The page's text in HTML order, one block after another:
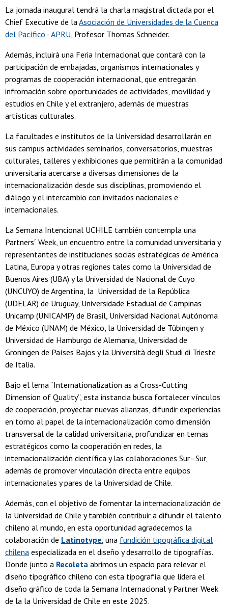
La jornada inaugural tendrá la charla magistral dictada por el
Chief Executive de laAsociación de Universidades de la Cuenca
del Pacífico - APRU, Profesor Thomas Schneider.
Además, incluirá una Feria Internacional que contará con la
participación de embajadas, organismos internacionales y
programas de cooperación internacional, que entregarán
infromación sobre oportunidades de actividades, movilidad y
estudios en Chile y el extranjero, además de muestras
artísticas culturales.
La facultades e institutos de la Universidad desarrollarán en
sus campus actividades seminarios, conversatorios, muestras
culturales, talleres y exhibiciones que permitirán a la comunidad
universitaria acercarse a diversas dimensiones de la
internacionalización desde sus disciplinas, promoviendo el
diálogo y el intercambio con invitados nacionales e
internacionales.
La Semana Intencional UCHILE también contempla una
Partners´ Week, un encuentro entre la comunidad universitaria y
representantes de instituciones socias estratégicas de América
Latina, Europa y otras regiones tales como la Universidad de
Buenos Aires (UBA) y la Universidad de Nacional de Cuyo
(UNCUYO) de Argentina, la Universidad de la República
(UDELAR) de Uruguay, Universidade Estadual de Campinas
Unicamp (UNICAMP) de Brasil, Universidad Nacional Autónoma
de México (UNAM) de México, la Universidad de Tübingen y
Universidad de Hamburgo de Alemania, Universidad de
Groningen de Países Bajos y la Università degli Studi di Trieste
de Italia.
Bajo el lema “Internationalization as a Cross-Cutting
Dimension of Quality”, esta instancia busca fortalecer vínculos
de cooperación, proyectar nuevas alianzas, difundir experiencias
en torno al papel de la internacionalización como dimensión
transversal de la calidad universitaria, profundizar en temas
estratégicos como la cooperación en redes, la
internacionalización científica y las colaboraciones Sur–Sur,
además de promover vinculación directa entre equipos
internacionales y pares de la Universidad de Chile.
Además, con el objetivo de fomentar la internacionalización de
la Universidad de Chile y también contribuir a difundir el talento
chileno al mundo, en esta oportunidad agradecemos la
colaboración de Latinotype, una fundición tipográfica digital
chilena especializada en el diseño y desarrollo de tipografías.
Donde junto a Recoleta abrimos un espacio para relevar el
diseño tipográfico chileno con esta tipografía que lidera el
diseño gráfico de toda la Semana Internacional y Partner Week
de la la Universidad de Chile en este 2025.